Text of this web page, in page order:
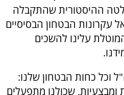
ההיסטורית שהתקבלה
עקרונות הבטחון הבסיסיים
עלינו להשכים
וכל כחות הבטחון שלנו:
ומבצעיות, שכולנו מתפעלים